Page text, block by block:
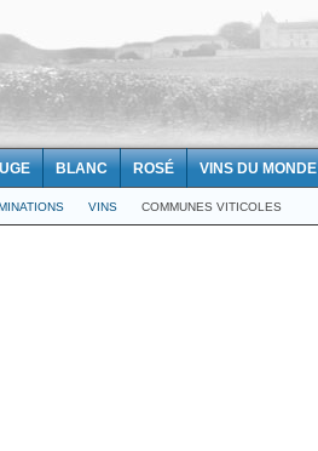
BLANC ROSÉ VINS DU MONDE
VINS COMMUNES VITICOLES